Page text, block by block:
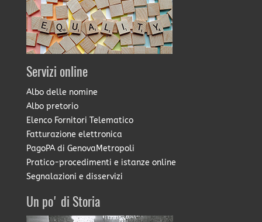
Servizi online
Albo delle nomine
Albo pretorio
Elenco Fornitori Telematico
Fatturazione elettronica
PagoPA di GenovaMetropoli
Pratico-procedimenti e istanze online
Segnalazioni e disservizi
Un po' di Storia